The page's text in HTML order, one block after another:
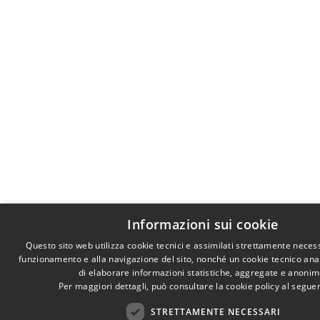
Informazioni sui cookie
Questo sito web utilizza cookie tecnici e assimilati strettamente
funzionamento e alla navigazione del sito, nonché un cookie tecnico
di elaborare informazioni statistiche, aggregate e
Per maggiori dettagli, può consultare la cookie policy al
STRETTAMENTE NECESSARI